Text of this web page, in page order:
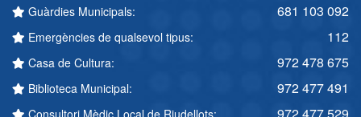
Guàrdies Municipals: 681 103 092
Emergències de qualsevol tipus: 112
Casa de Cultura: 972 478 675
Biblioteca Municipal: 972 477 491
Consultori Mèdic Local de Riudellots: 972 477 529